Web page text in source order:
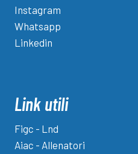
Instagram
Whatsapp
Linkedin
Link utili
Figc - Lnd
Aiac - Allenatori